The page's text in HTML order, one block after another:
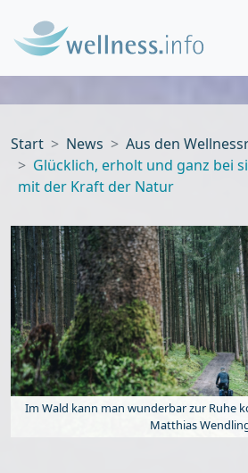
Start News
Aus den
Glücklich, erholt und ganz bei
mit der Kraft der Natur
Im Wald kann man wunderbar zur Ruhe
Matthias